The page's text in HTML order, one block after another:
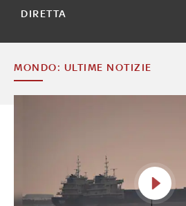
DIRETTA
MONDO: ULTIME NOTIZIE